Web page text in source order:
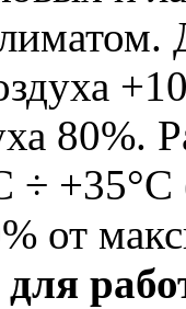
80%.
÷
от